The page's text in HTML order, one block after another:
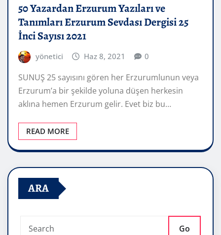
50 Yazardan Erzurum Yazıları ve
Tanımları Erzurum Sevdası Dergisi 25
İnci Sayısı 2021
yönetici Haz 8, 2021 0
SUNUŞ 25 sayısını gören her Erzurumlunun veya
Erzurum’a bir şekilde yoluna düşen herkesin
aklına hemen Erzurum gelir. Evet biz bu…
READ MORE
ARA
Go